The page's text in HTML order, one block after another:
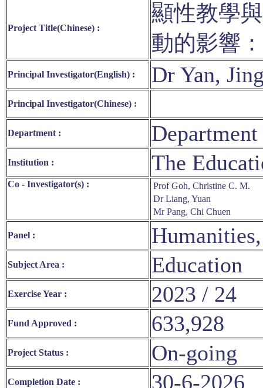
Project Title(Chinese) :
顯性教學
動的影響
Principal Investigator(English) : Dr Yan,
Principal Investigator(Chinese) :
Department :
Institution : The
Co - Investigator(s) :
Prof Goh, Christine C. M.
Dr Liang, Yuan
Mr Pang, Chi Chuen
Panel :
Subject Area : Education
Exercise Year : 2023 / 24
Fund Approved : 633,928
Project Status : On-going
Completion Date : 30-6-2026